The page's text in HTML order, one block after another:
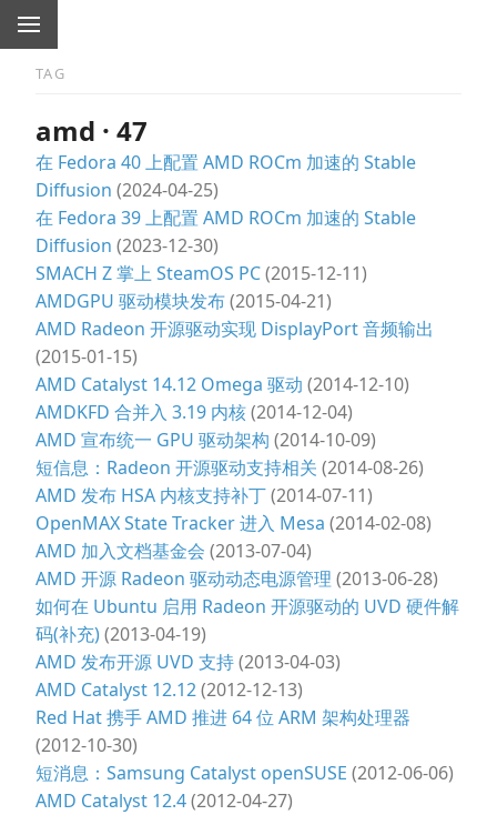
TAG
amd · 47
在 Fedora 40 上配置 AMD ROCm 加速的 Stable
Diffusion (2024-04-25)
在 Fedora 39 上配置 AMD ROCm 加速的 Stable
Diffusion (2023-12-30)
SMACH Z 掌上 SteamOS PC(2015-12-11)
AMDGPU 驱动模块发布(2015-04-21)
AMD Radeon 开源驱动实现 DisplayPort 音频输出
(2015-01-15)
AMD Catalyst 14.12 Omega 驱动 (2014-12-10)
AMDKFD 合并入 3.19 内核(2014-12-04)
AMD 宣布统一 GPU 驱动架构 (2014-10-09)
短信息：Radeon 开源驱动支持相关 (2014-08-26)
AMD 发布 HSA 内核支持补丁(2014-07-11)
OpenMAX State Tracker 进入 Mesa (2014-02-08)
AMD 加入文档基金会 (2013-07-04)
AMD 开源 Radeon 驱动动态电源管理(2013-06-28)
如何在 Ubuntu 启用 Radeon 开源驱动的 UVD 硬件解
码(补充)(2013-04-19)
AMD 发布开源 UVD 支持(2013-04-03)
AMD Catalyst 12.12(2012-12-13)
Red Hat 携手 AMD 推进 64 位 ARM 架构处理器
(2012-10-30)
短消息：Samsung Catalyst openSUSE (2012-06-06)
AMD Catalyst 12.4(2012-04-27)